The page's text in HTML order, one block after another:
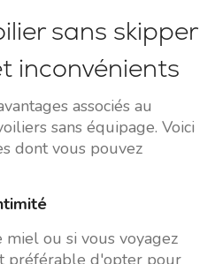
sans skipper
inconvénients
associés au
sans équipage. Voici
dont vous pouvez
ou si vous voyagez
préférable d'opter pour